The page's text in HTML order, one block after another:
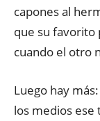
capones al
que su favorito
cuando el otro
Luego hay
los medios ese